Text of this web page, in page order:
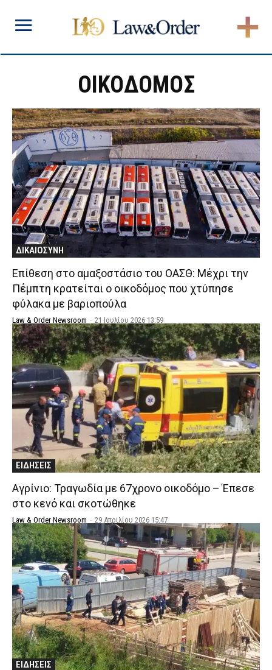
ΟΙΚΟΔΟΜΟΣ
ΔΙΚΑΙΟΣΥΝΗ
Επίθεση στο αμαξοστάσιο του ΟΑΣΘ: Μέχρι την
Πέμπτη κρατείται ο οικοδόμος που χτύπησε
φύλακα με βαριοπούλα
Law & Order Newsroom - 21 Ιουλίου 2026 13:59
ΕΙΔΗΣΕΙΣ
Αγρίνιο: Τραγωδία με 67χρονο οικοδόμο – Έπεσε
στο κενό και σκοτώθηκε
Law & Order Newsroom - 29 Απριλίου 2026 15:47
ΕΙΔΗΣΕΙΣ